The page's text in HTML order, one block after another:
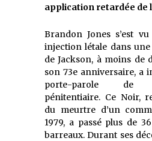
application retardée de
Brandon Jones s’est
injection létale dans
de Jackson, à moins de
son 73e anniversaire, a
porte-parole de
pénitentiaire. Ce Noir,
du meurtre d’un
1979, a passé plus de
barreaux. Durant ses